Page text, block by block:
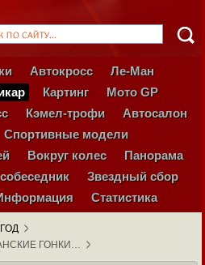
Автокросс
Ле-Ман
Картинг
Мото GP
Кэмел-трофи
Автосалон
Спортивные модели
Вокруг колес
Панорама
Звездный сбор
Статистика
ГОНКИ…